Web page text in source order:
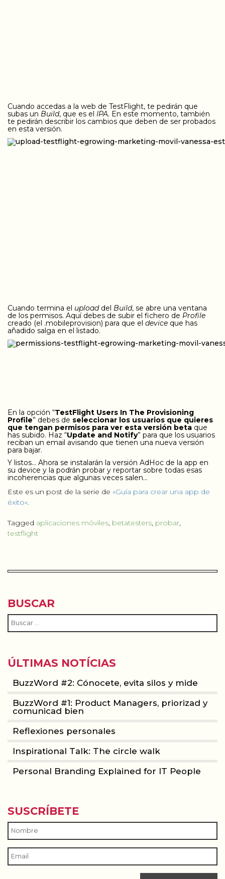
WOMEN IN MOBILE
Cuando accedas a la web de TestFlight, te pedirán que
subas un Build, que es el IPA. En este momento, también
te pedirán describir los cambios que deben de ser probados
en esta versión.
Cuando termina el uploaddel Build, se abre una ventana
de los permisos. Aquí debes de subir el fichero de Profile
creado (el .mobileprovision) para que el device que has
añadido salga en el listado.
En la opción “TestFlight Users In The Provisioning
Profile” debes de seleccionar los usuarios que quieres
que tengan permisos para ver esta versión beta que
has subido. Haz “Update and Notify” para que los usuarios
reciban un email avisando que tienen una nueva versión
para bajar.
Y listos… Ahora se instalarán la versión AdHoc de la app en
su device y la podrán probar y reportar sobre todas esas
incoherencias que algunas veces salen…
Este es un post de la serie de «Guía para crear una app de
éxito».
Tagged aplicaciones móviles, betatesters, probar,
testflight
BUSCAR
ÚLTIMAS NOTÍCIAS
BuzzWord #2: Cónocete, evita silos y mide
BuzzWord #1: Product Managers, priorizad y
comunicad bien
Reflexiones personales
Inspirational Talk: The circle walk
Personal Branding Explained for IT People
SUSCRÍBETE